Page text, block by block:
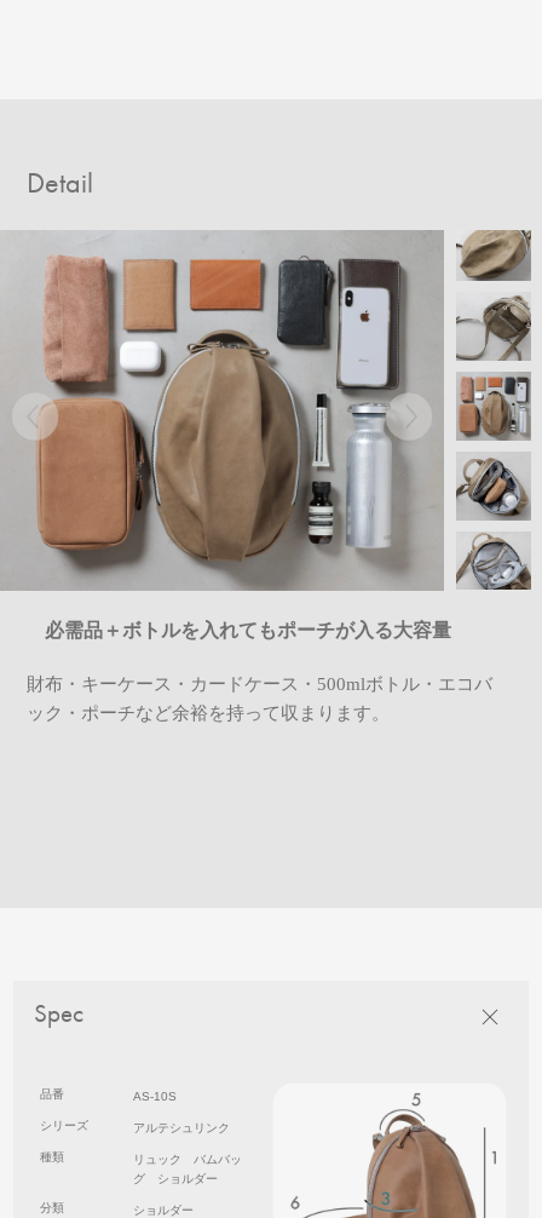
Detail
必需品＋ボトルを入れてもポーチが入る大容量
財布・キーケース・カードケース・500mlボトル・エコバ
ック・ポーチなど余裕を持って収まります。
Spec
品番 AS-10S
シリーズ アルテシュリンク
種類
リュック バムバッ
グ ショルダー
分類 ショルダー